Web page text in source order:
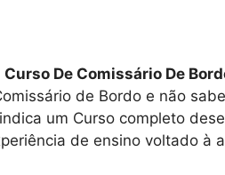
Curso De Comissário De
de Bordo e não
um Curso completo
de ensino voltado à